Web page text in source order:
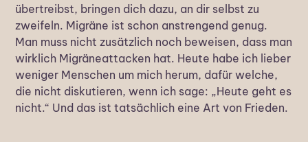
übertreibst, bringen dich dazu, an dir selbst zu
zweifeln. Migräne ist schon anstrengend genug.
Man muss nicht zusätzlich noch beweisen, dass man
wirklich Migräneattacken hat. Heute habe ich lieber
weniger Menschen um mich herum, dafür welche,
die nicht diskutieren, wenn ich sage: „Heute geht es
nicht.“ Und das ist tatsächlich eine Art von Frieden.